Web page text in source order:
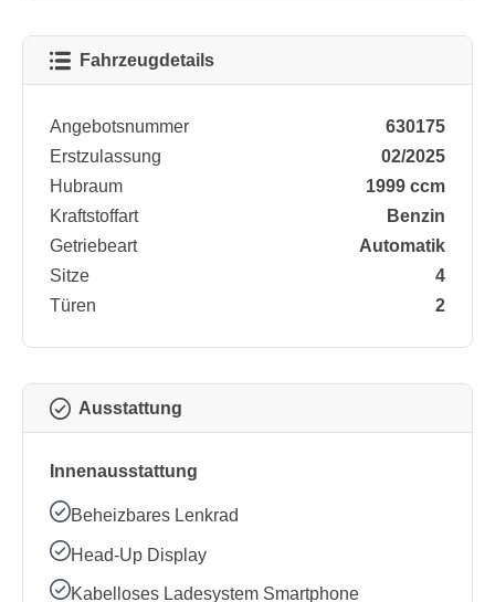
Fahrzeugdetails
Angebotsnummer
630175
Erstzulassung
02/2025
Hubraum
1999 ccm
Kraftstoffart
Benzin
Getriebeart
Automatik
Sitze
4
Türen
2
Ausstattung
Innenausstattung
Beheizbares Lenkrad
Head-Up Display
Kabelloses Ladesystem Smartphone